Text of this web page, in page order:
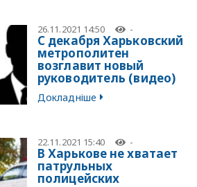
26.11.2021 14:50 -
С декабря Харьковский
метрополитен
возглавит новый
руководитель (видео)
Докладніше
22.11.2021 15:40 -
В Харькове не хватает
патрульных
полицейских